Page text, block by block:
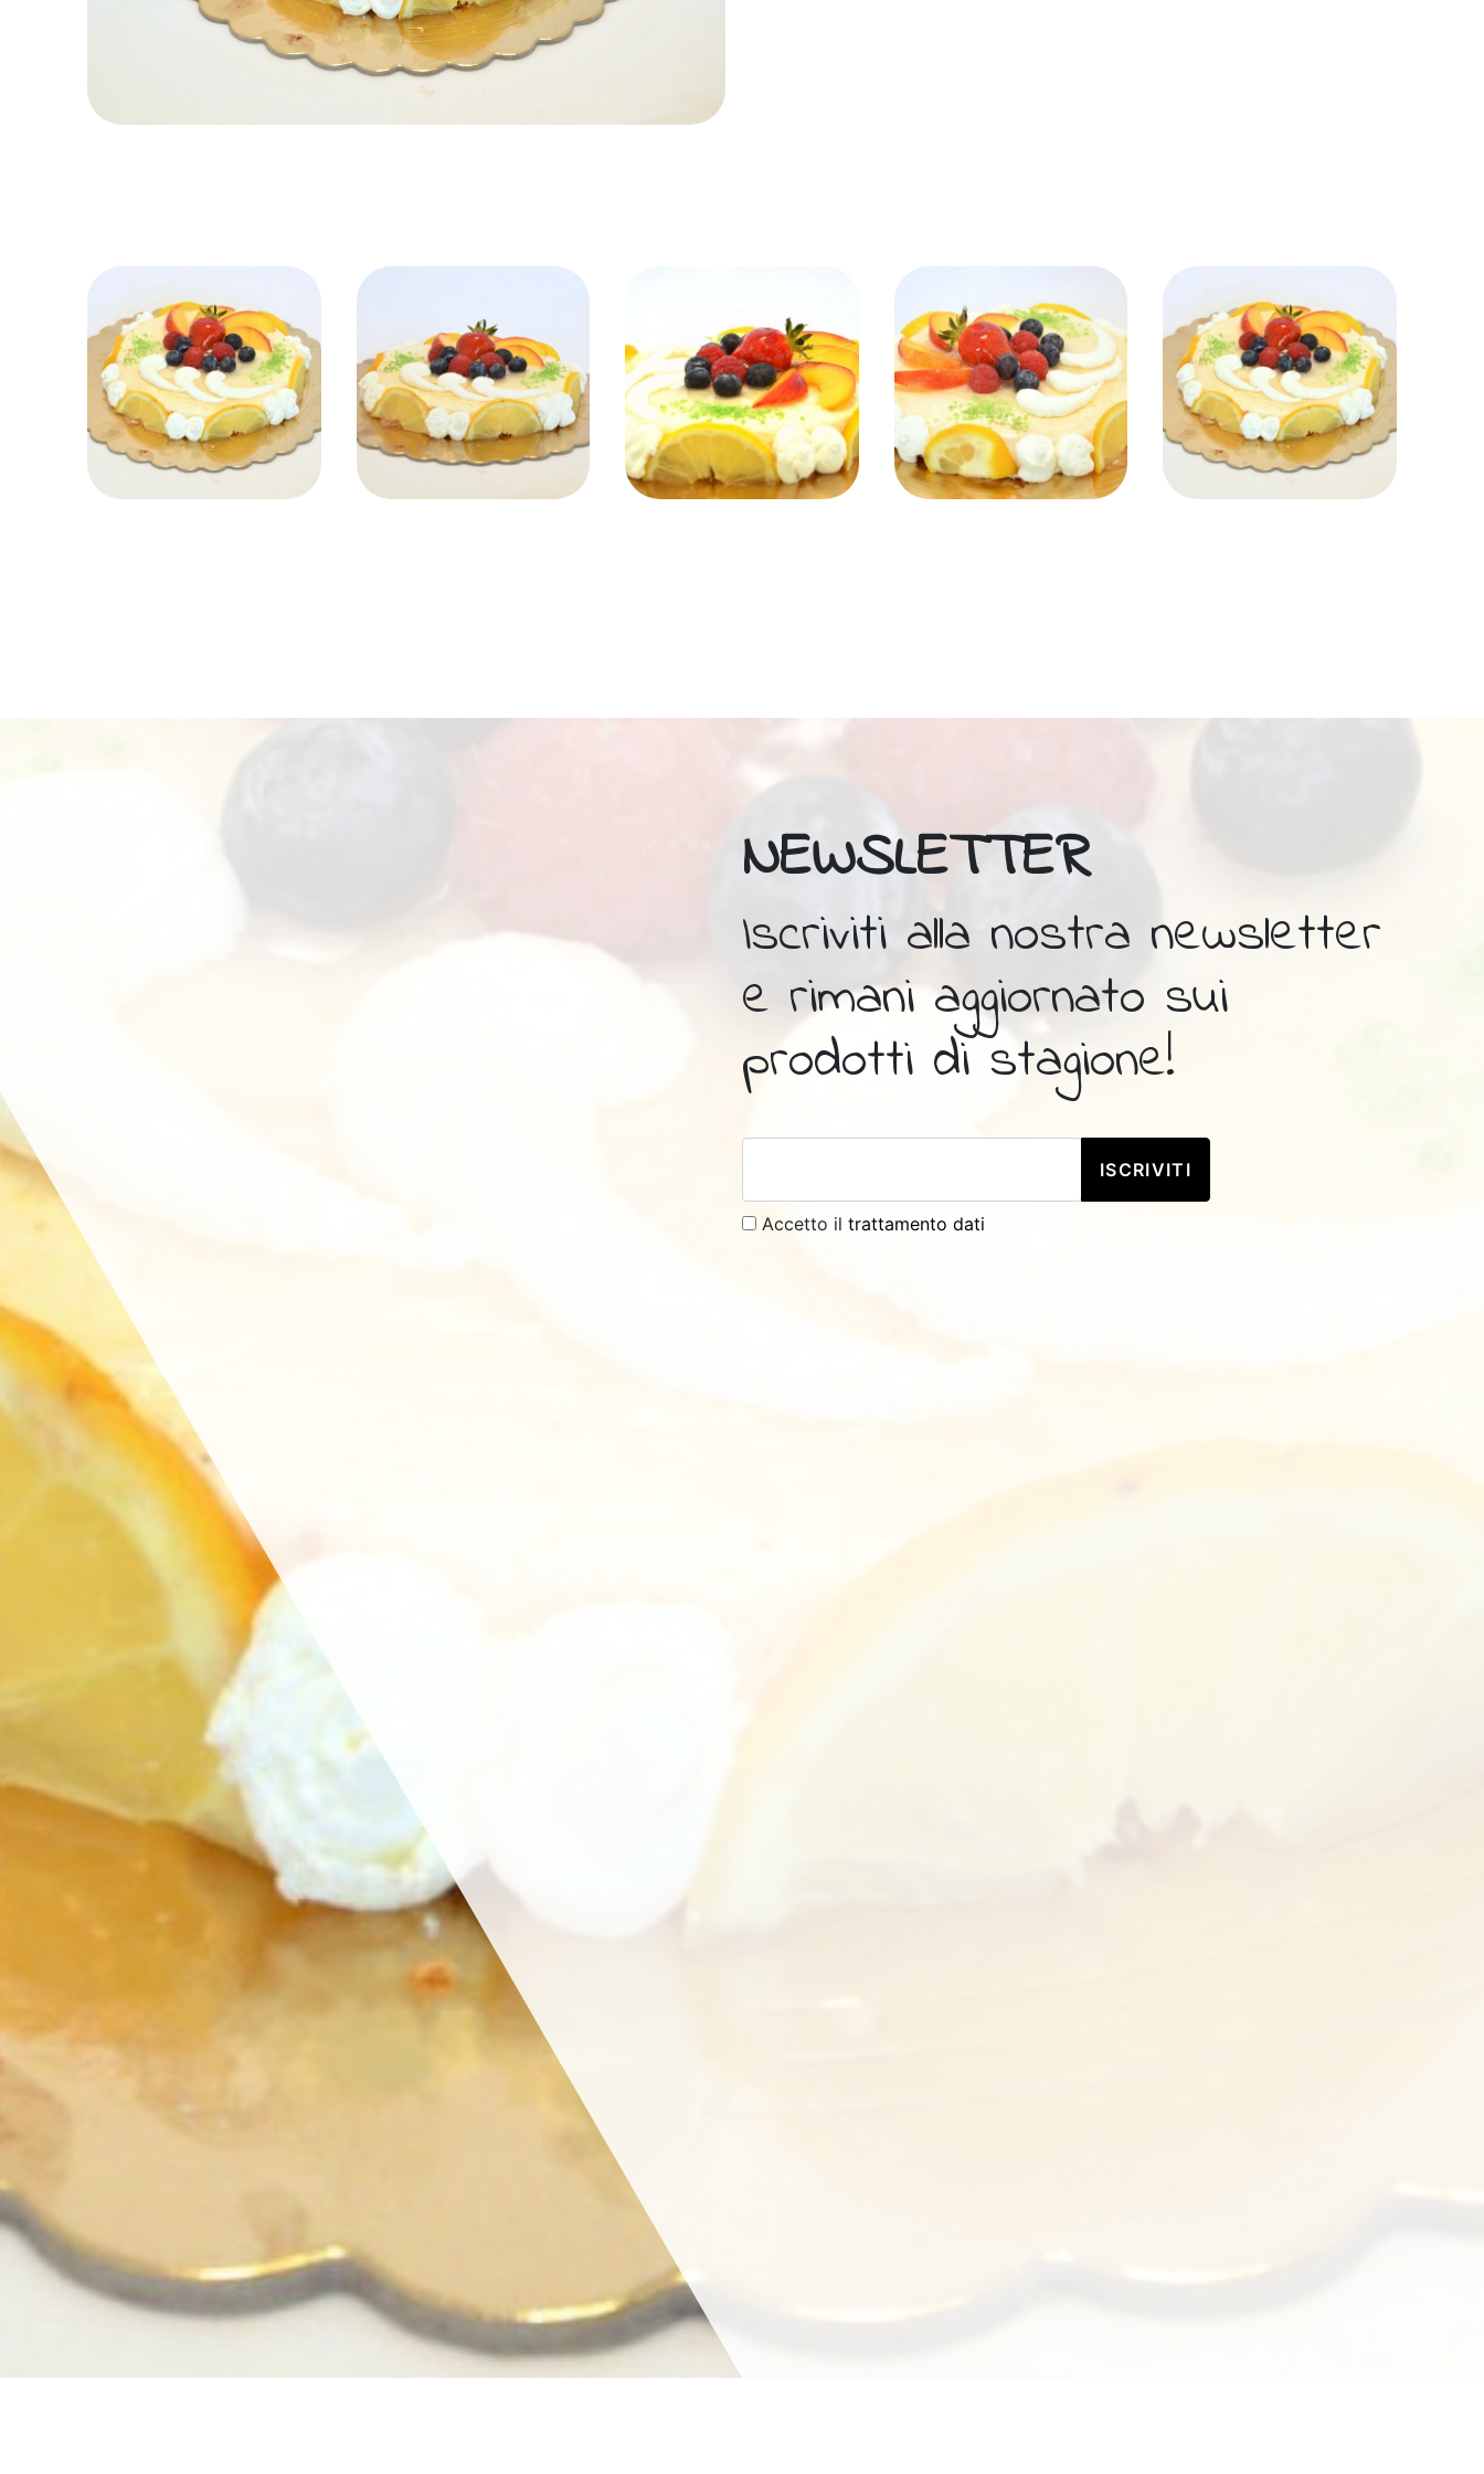
NEWSLETTER
Iscriviti alla nostra newsletter
e rimani aggiornato sui
prodotti di stagione!
ISCRIVITI
Accetto il trattamento dati